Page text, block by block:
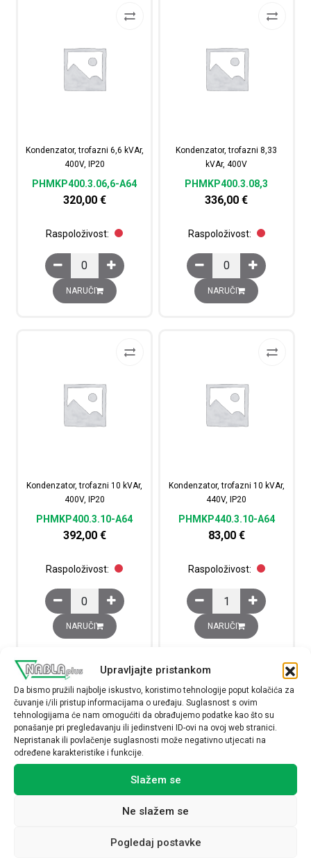
Upravljajte pristankom
Da bismo pružili najbolje iskustvo, koristimo tehnologije poput kolačića za
čuvanje i/ili pristup informacijama o uređaju. Suglasnost s ovim
tehnologijama će nam omogućiti da obrađujemo podatke kao što su
ponašanje pri pregledavanju ili jedinstveni ID-ovi na ovoj web stranici.
Nepristanak ili povlačenje suglasnosti može negativno utjecati na
određene karakteristike i funkcije.
Slažem se
Ne slažem se
Pogledaj postavke
Kondenzator, trofazni 6,6 kVAr,
400V, IP20
PHMKP400.3.06,6-A64
320,00 €
Raspoloživost:
Kondenzator, trofazni 6,6 kVAr, 400V, IP20 količina
NARUČI
Kondenzator, trofazni 8,33
kVAr, 400V
PHMKP400.3.08,3
336,00€
Raspoloživost:
Kondenzator, trofazni
NARUČI
Kondenzator, trofazni 10 kVAr,
400V, IP20
PHMKP400.3.10-A64
392,00 €
Raspoloživost:
Kondenzator, trofazni 10 kVAr, 400V, IP20 količina
NARUČI
Kondenzator, trofazni 10 kVAr,
440V, IP20
PHMKP440.3.10-A64
83,00 €
Raspoloživost:
Kondenzator, trofazni
NARUČI